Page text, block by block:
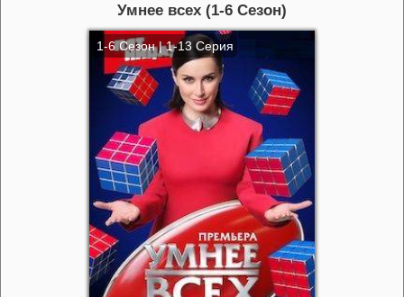
Умнее всех (1-6 Сезон)
1-6 Сезон | 1-13 Серия